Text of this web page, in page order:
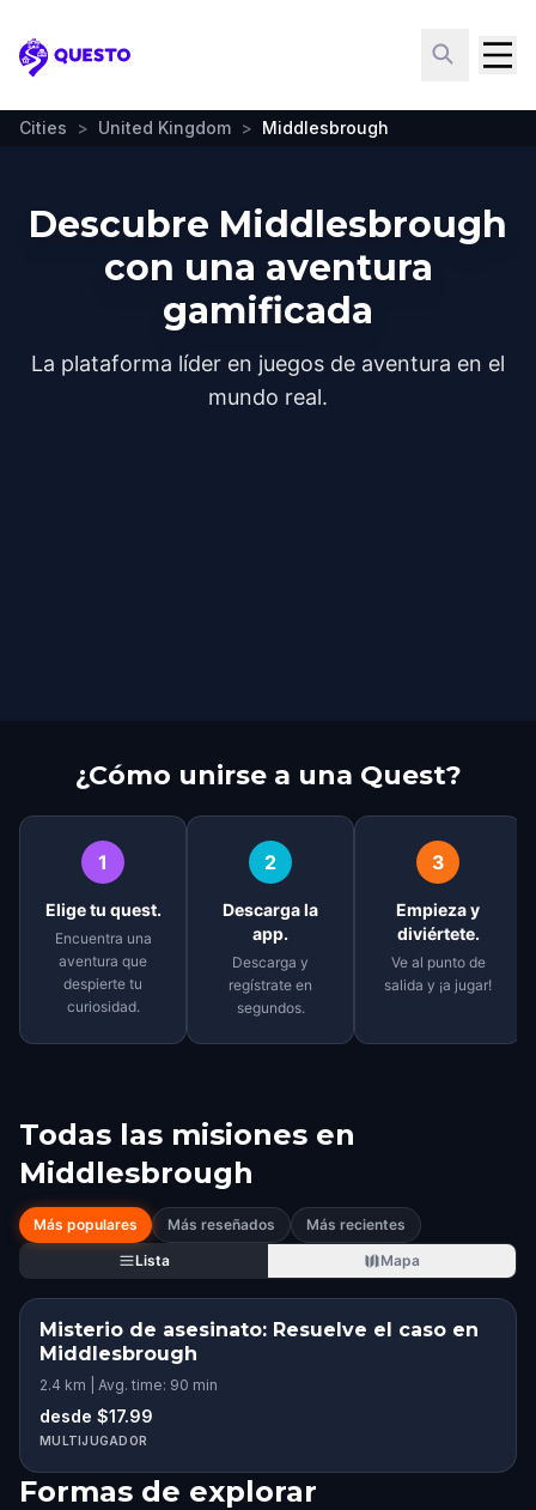
Questo
Cities > United Kingdom > Middlesbrough
Descubre Middlesbrough
con una aventura
gamificada
La plataforma líder en juegos de aventura en el
mundo real.
¿Cómo unirse a una Quest?
1
Elige tu quest.
Encuentra una
aventura que
despierte tu
curiosidad.
2
Descarga la
app.
Descarga y
regístrate en
segundos.
3
Empieza y
diviértete.
Ve al punto de
salida y ¡a jugar!
Todas las misiones en
Middlesbrough
Más populares Más reseñados
Más recientes
Lista
Mapa
Misterio de asesinato: Resuelve el caso en
Middlesbrough
2.4 km | Avg. time: 90 min
desde $17.99
MULTIJUGADOR
Formas de explorar